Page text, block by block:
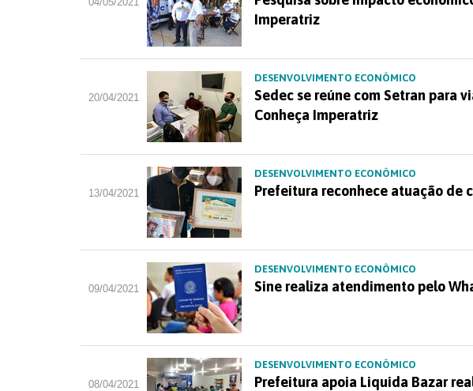
Imperatriz
20/04/2021
DESENVOLVIMENTO ECONÔMICO
Sedec se reúne com Setran para
Conheça Imperatriz
13/04/2021
DESENVOLVIMENTO ECONÔMICO
Prefeitura reconhece atuação de
09/04/2021
DESENVOLVIMENTO ECONÔMICO
Sine realiza atendimento pelo
08/04/2021
DESENVOLVIMENTO ECONÔMICO
Prefeitura apoia Liquida Bazar